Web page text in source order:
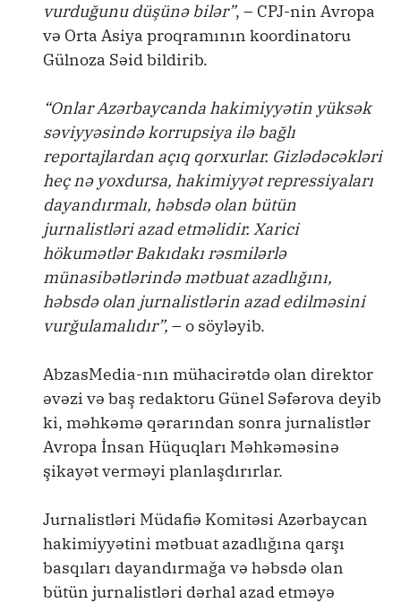
vurduğunu düşünə bilər”, – CPJ-nin Avropa
və Orta Asiya proqramının koordinatoru
Gülnoza Səid bildirib.
“Onlar Azərbaycanda hakimiyyətin yüksək
səviyyəsində korrupsiya ilə bağlı
reportajlardan açıq qorxurlar. Gizlədəcəkləri
heç nə yoxdursa, hakimiyyət repressiyaları
dayandırmalı, həbsdə olan bütün
jurnalistləri azad etməlidir. Xarici
hökumətlər Bakıdakı rəsmilərlə
münasibətlərində mətbuat azadlığını,
həbsdə olan jurnalistlərin azad edilməsini
vurğulamalıdır”, – o söyləyib.
AbzasMedia-nın mühacirətdə olan direktor
əvəzi və baş redaktoru Günel Səfərova deyib
ki, məhkəmə qərarından sonra jurnalistlər
Avropa İnsan Hüquqları Məhkəməsinə
şikayət verməyi planlaşdırırlar.
Jurnalistləri Müdafiə Komitəsi Azərbaycan
hakimiyyətini mətbuat azadlığına qarşı
basqıları dayandırmağa və həbsdə olan
bütün jurnalistləri dərhal azad etməyə